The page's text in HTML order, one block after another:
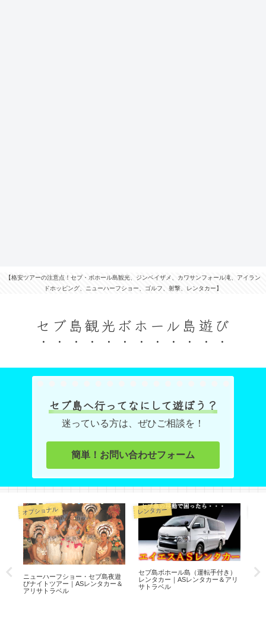
【格安ツアーの注意点！セブ・ボホール島観光、ジンベイザメ、カワサンフォール滝、アイラン
ドホッピング、ニューハーフショー、ゴルフ、射撃、レンタカー】
セブ島観光ボホール島遊び
セブ島へ行ってなにして遊ぼう？
迷っている方は、ぜひご相談を！
簡単！お問い合わせフォーム
オプショナル
ニューハーフショー・セブ島夜遊
びナイトツアー｜ASレンタカー＆
アリサトラベル
レンタカー
セブ島ボホール島（運転手付き）
レンタカー｜ASレンタカー＆アリ
サトラベル
セ